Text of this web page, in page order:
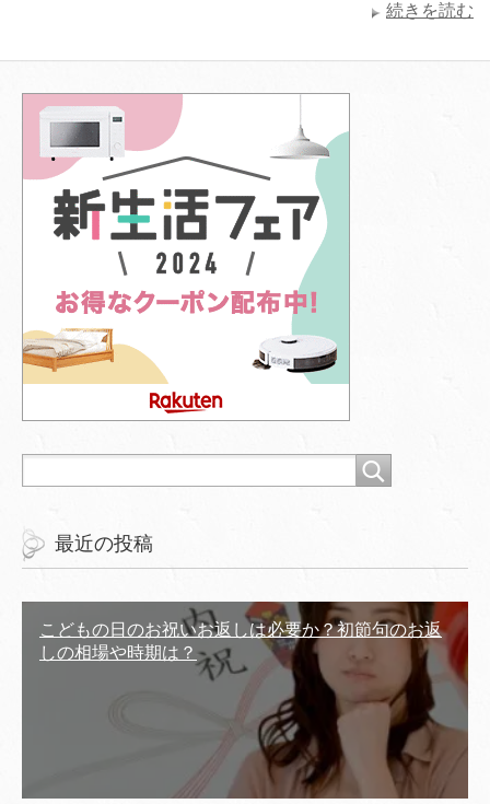
続きを読む
最近の投稿
こどもの日のお祝いお返しは必要か？初節句のお返
しの相場や時期は？